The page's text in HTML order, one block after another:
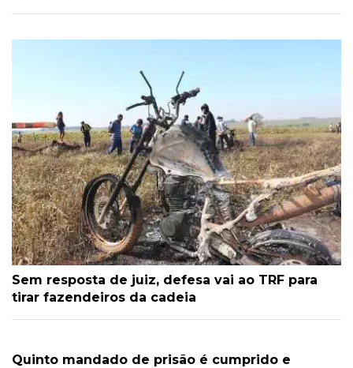
Sem resposta de juiz, defesa vai ao TRF para
tirar fazendeiros da cadeia
Quinto mandado de prisão é cumprido e